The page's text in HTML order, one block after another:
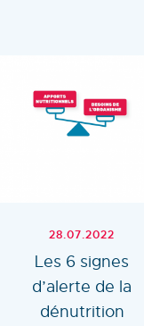
28.07.2022
Les 6 signes
d’alerte de la
dénutrition